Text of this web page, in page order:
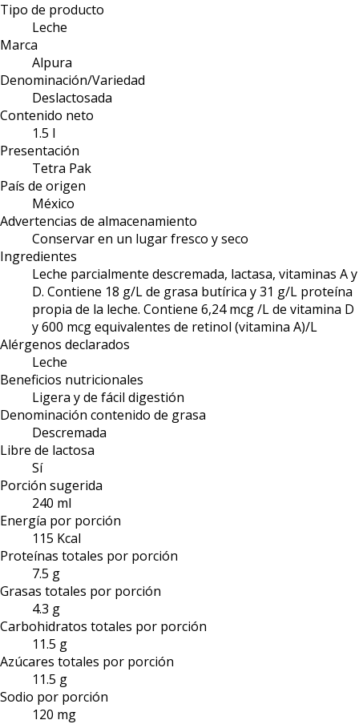
Tipo de producto
Leche
Marca
Alpura
Denominación/Variedad
Deslactosada
Contenido neto
1.5 l
Presentación
Tetra Pak
País de origen
México
Advertencias de almacenamiento
Conservar en un lugar fresco y seco
Ingredientes
Leche parcialmente descremada, lactasa, vitaminas A y
D. Contiene 18 g/L de grasa butírica y 31 g/L proteína
propia de la leche. Contiene 6,24 mcg /L de vitamina D
y 600 mcg equivalentes de retinol (vitamina A)/L
Alérgenos declarados
Leche
Beneficios nutricionales
Ligera y de fácil digestión
Denominación contenido de grasa
Descremada
Libre de lactosa
Sí
Porción sugerida
240 ml
Energía por porción
115 Kcal
Proteínas totales por porción
7.5 g
Grasas totales por porción
4.3 g
Carbohidratos totales por porción
11.5 g
Azúcares totales por porción
11.5 g
Sodio por porción
120 mg